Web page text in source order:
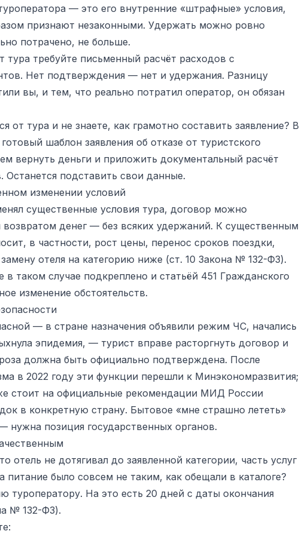
— это его внутренние «штрафные» условия,
признают незаконными. Удержать можно ровно
потрачено, не больше.
тура требуйте письменный расчёт расходов с
Нет подтверждения — нет и удержания. Разницу
вы, и тем, что реально потратил оператор, он обязан
от тура и не знаете, как грамотно составить заявление? В
готовый шаблон заявления об отказе от туристского
вернуть деньги и приложить документальный расчёт
подставить свои данные.
изменении условий
существенные условия тура, договор можно
возвратом денег — без всяких удержаний. К существенным
в частности, рост цены, перенос сроков поездки,
отеля на категорию ниже (ст. 10 Закона № 132-ФЗ).
таком случае подкреплено и статьёй 451 Гражданского
изменение обстоятельств.
— в стране назначения объявили режим ЧС, начались
эпидемия, — турист вправе расторгнуть договор и
должна быть официально подтверждена. После
в 2022 году эти функции перешли к Минэкономразвития;
стоит на официальные рекомендации МИД России
в конкретную страну. Бытовое «мне страшно лететь»
нужна позиция государственных органов.
отель не дотягивал до заявленной категории, часть услуг
питание было совсем не таким, как обещали в каталоге?
туроператору. На это есть 20 дней с даты окончания
№ 132-ФЗ).